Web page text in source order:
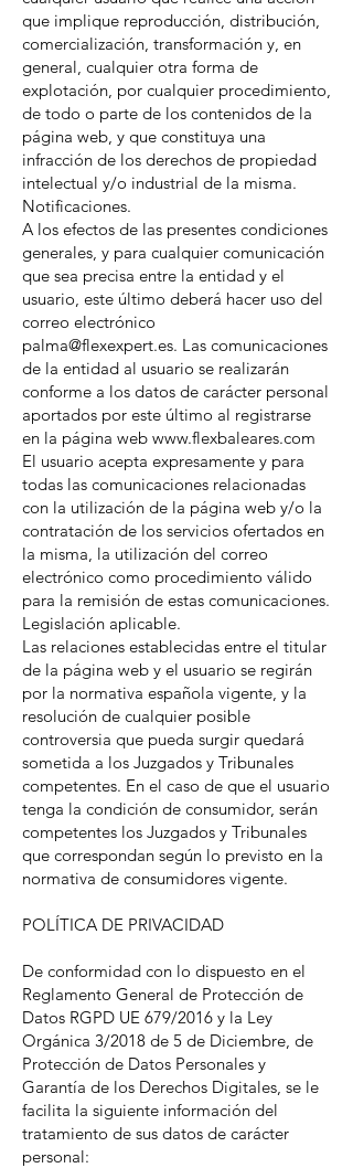
que implique reproducción, distribución,
comercialización, transformación y, en
general, cualquier otra forma de
explotación, por cualquier procedimiento,
de todo o parte de los contenidos de la
página web, y que constituya una
infracción de los derechos de propiedad
intelectual y/o industrial de la misma.
Notificaciones.
A los efectos de las presentes condiciones
generales, y para cualquier comunicación
que sea precisa entre la entidad y el
usuario, este último deberá hacer uso del
correo electrónico
palma@flexexpert.es. Las comunicaciones
de la entidad al usuario se realizarán
conforme a los datos de carácter personal
aportados por este último al registrarse
en la página web www.flexbaleares.com
El usuario acepta expresamente y para
todas las comunicaciones relacionadas
con la utilización de la página web y/o la
contratación de los servicios ofertados en
la misma, la utilización del correo
electrónico como procedimiento válido
para la remisión de estas comunicaciones.
Legislación aplicable.
Las relaciones establecidas entre el titular
de la página web y el usuario se regirán
por la normativa española vigente, y la
resolución de cualquier posible
controversia que pueda surgir quedará
sometida a los Juzgados y Tribunales
competentes. En el caso de que el usuario
tenga la condición de consumidor, serán
competentes los Juzgados y Tribunales
que correspondan según lo previsto en la
normativa de consumidores vigente.
POLÍTICA DE PRIVACIDAD
De conformidad con lo dispuesto en el
Reglamento General de Protección de
Datos RGPD UE 679/2016 y la Ley
Orgánica 3/2018 de 5 de Diciembre, de
Protección de Datos Personales y
Garantía de los Derechos Digitales, se le
facilita la siguiente información del
tratamiento de sus datos de carácter
personal: